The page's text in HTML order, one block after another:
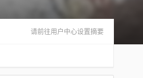
请前往用户中心设置摘要